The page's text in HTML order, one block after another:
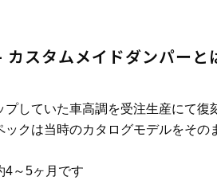
スタムメイドダンパーと
していた車高調を受注生産にて復
クは当時のカタログモデルをその
4～5ヶ月です